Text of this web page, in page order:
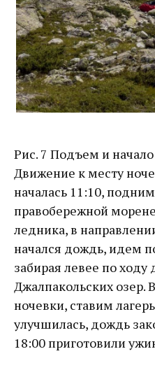
Рис. 7 Подъем и
Движение к месту
началась 11:10,
правобережной
ледника, в
начался дождь, идем
забирая левее по
Джалпакольских озер.
ночевки, ставим
улучшилась, дождь
18:00 приготовили